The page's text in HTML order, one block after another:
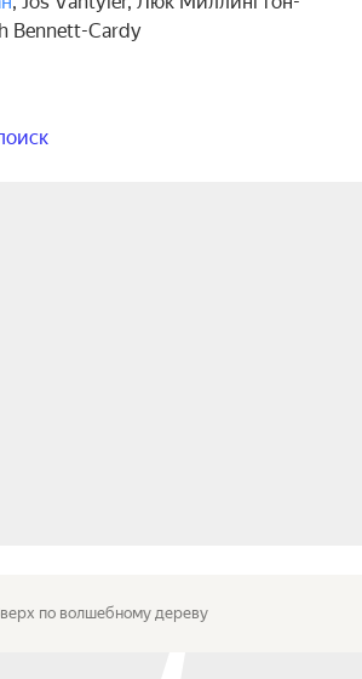
Bennett-Cardy
по волшебному дереву